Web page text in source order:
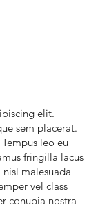
elit.
sem placerat.
leo eu
fringilla lacus
malesuada
vel class
conubia nostra